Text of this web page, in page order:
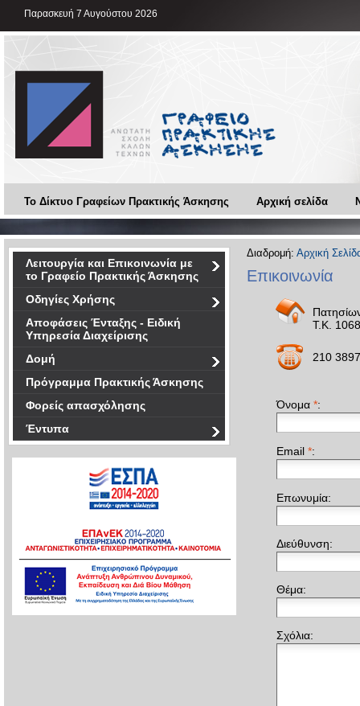
Παρασκευή 7 Αυγούστου 2026
Το Δίκτυο Γραφείων Πρακτικής Άσκησης Αρχική σελίδα
Λειτουργία και Επικοινωνία με
το Γραφείο Πρακτικής Άσκησης
Οδηγίες Χρήσης
Αποφάσεις Ένταξης - Ειδική
Υπηρεσία Διαχείρισης
Δομή
Πρόγραμμα Πρακτικής Άσκησης
Φορείς απασχόλησης
Έντυπα
Διαδρομή: Αρχική
Επικοινωνία
Τ.Κ.
210
Όνομα *:
Email *:
Επωνυμία:
Διεύθυνση:
Θέμα:
Σχόλια: